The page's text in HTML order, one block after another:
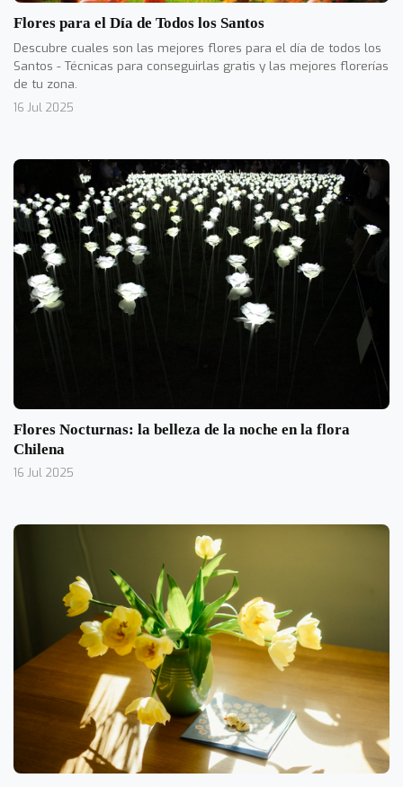
Flores para el Día de Todos los Santos
Descubre cuales son las mejores flores para el día de todos los
Santos - Técnicas para conseguirlas gratis y las mejores florerías
de tu zona.
16 Jul 2025
Flores Nocturnas: la belleza de la noche en la flora
Chilena
16 Jul 2025